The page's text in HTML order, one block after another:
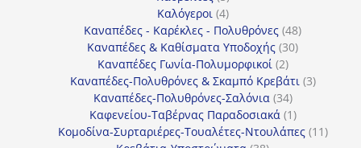
προϊόντα
Καλόγεροι 44
προϊόντα
Καναπέδες - Καρέκλες - Πολυθρόνες 4848
προϊόντα
Καναπέδες & Καθίσματα Υποδοχής 3030
Καναπέδες Γωνία-Πολυμορφικοί 22
προϊόντα
Καναπέδες-Πολυθρόνες & Σκαμπό Κρεβάτι 33
Καναπέδες-Πολυθρόνες-Σαλόνια 3434
προϊόντα
Καφενείου-Ταβέρνας Παραδοσιακά 11
προϊόν
Κομοδίνα-Συρταριέρες-Τουαλέτες-Ντουλάπες 1111